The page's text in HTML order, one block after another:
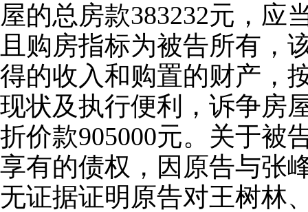
屋的总房款383232元，应
且购房指标为被告所有，
得的收入和购置的财产，
现状及执行便利，诉争房
折价款905000元。关于被
享有的债权，因原告与张
无证据证明原告对王树林